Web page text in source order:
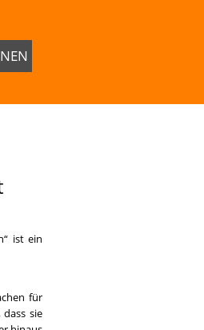
ist ein
für
sie